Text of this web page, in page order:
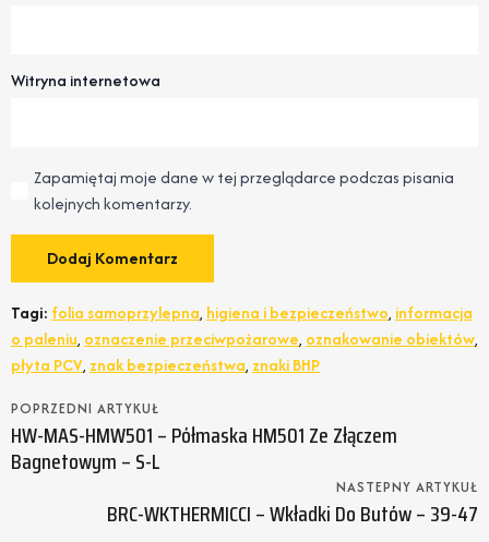
Witryna internetowa
Zapamiętaj moje dane w tej przeglądarce podczas pisania
kolejnych komentarzy.
Tagi: folia samoprzylepna, higiena i bezpieczeństwo, informacja
o paleniu, oznaczenie przeciwpożarowe, oznakowanie obiektów,
płyta PCV, znak bezpieczeństwa, znaki BHP
POPRZEDNI ARTYKUŁ
HW-MAS-HMW501 – Półmaska HM501 Ze Złączem
Bagnetowym – S-L
NASTEPNY ARTYKUŁ
BRC-WKTHERMICCI – Wkładki Do Butów – 39-47